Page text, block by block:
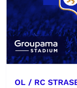
OL / RC